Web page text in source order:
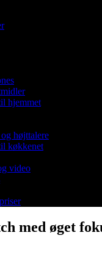
hjemmet
højttalere
køkkenet
video
med øget